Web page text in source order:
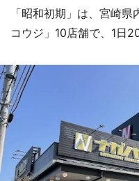
「昭和初期」は、宮崎
コウジ」10店舗で、1日